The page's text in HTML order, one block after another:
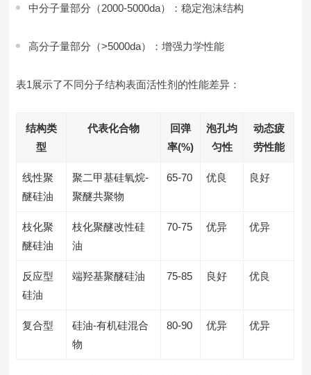
中分子量部分（2000-5000da）：稳定泡沫结构
高分子量部分（>5000da）：增强力学性能
表1展示了不同分子结构表面活性剂的性能差异：
结构类
型
代表化合物
回弹
率(%)
泡孔均
匀性
动态疲
劳性能
线性聚
醚硅油
聚二甲基硅氧烷-
聚醚共聚物
65-70 优良 良好
枝化聚
醚硅油
枝化聚醚改性硅
油
70-75 优异 优异
反应型
硅油
端羟基聚醚硅油 75-85 良好 优良
复合型
硅油-有机硅混合
物
80-90 优异 优异